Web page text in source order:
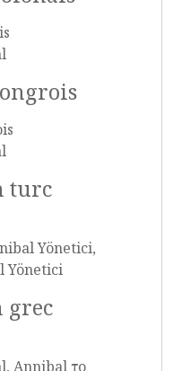
turc
Yönetici,
Yönetici
grec
Annibal το